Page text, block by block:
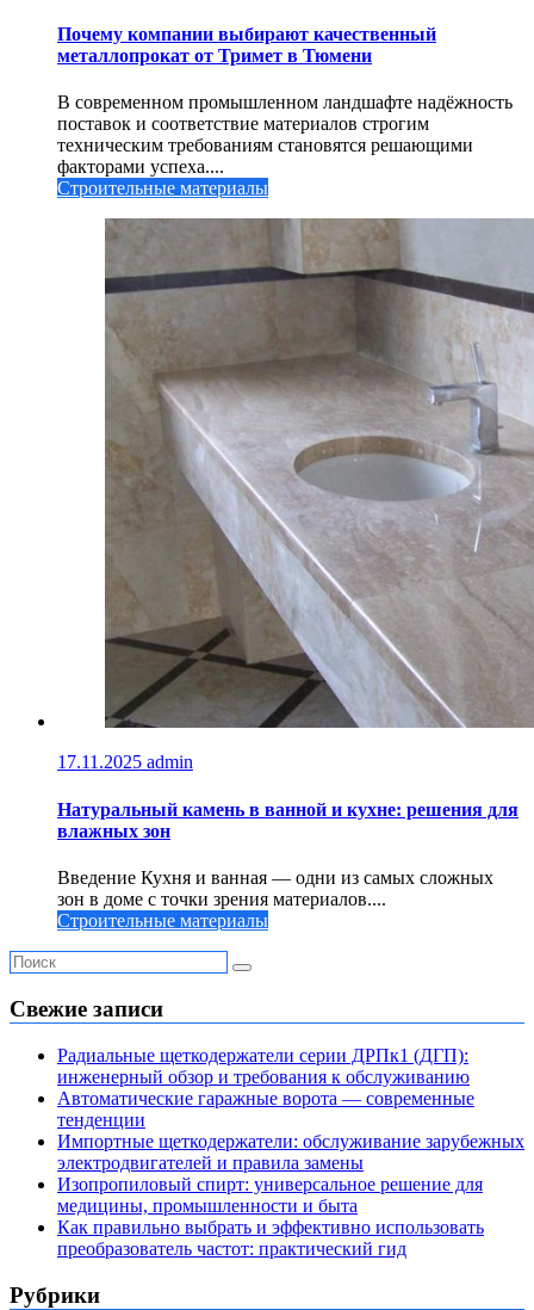
Почему компании выбирают качественный
металлопрокат от Тримет в Тюмени
В современном промышленном ландшафте надёжность
поставок и соответствие материалов строгим
техническим требованиям становятся решающими
факторами успеха....
Строительные материалы
17.11.2025 admin
Натуральный камень в ванной и кухне: решения для
влажных зон
Введение Кухня и ванная — одни из самых сложных
зон в доме с точки зрения материалов....
Строительные материалы
Свежие записи
Радиальные щеткодержатели серии ДРПк1 (ДГП):
инженерный обзор и требования к обслуживанию
Автоматические гаражные ворота — современные
тенденции
Импортные щеткодержатели: обслуживание зарубежных
электродвигателей и правила замены
Изопропиловый спирт: универсальное решение для
медицины, промышленности и быта
Как правильно выбрать и эффективно использовать
преобразователь частот: практический гид
Рубрики